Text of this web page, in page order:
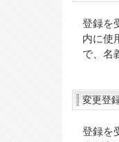
登録を
内に使
で、名
変更登
登録を